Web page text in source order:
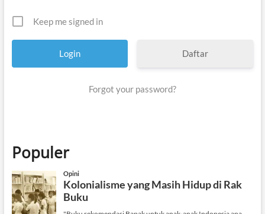
Keep me signed in
Daftar
Forgot your password?
Populer